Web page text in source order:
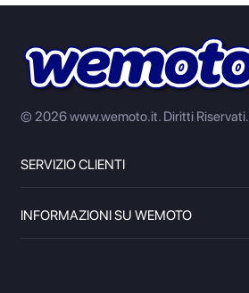
© 2026 www.wemoto.it. Diritti Riservati.
SERVIZIO CLIENTI
INFORMAZIONI SU WEMOTO